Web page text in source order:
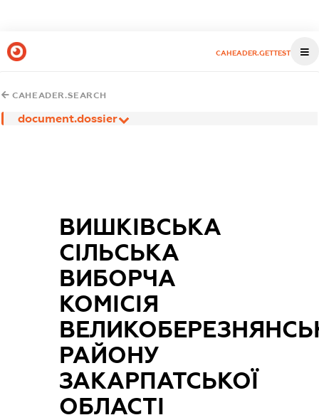
CAHEADER.GETTEST
CAHEADER.SEARCH
document.dossier
ВИШКІВСЬКА
СІЛЬСЬКА
ВИБОРЧА
КОМІСІЯ
РАЙОНУ
ЗАКАРПАТСЬКОЇ
ОБЛАСТІ